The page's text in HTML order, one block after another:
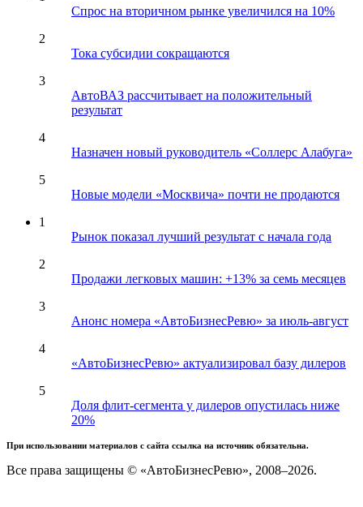
Спрос на вторичном рынке увеличился на 10%
2
Тока субсидии сокращаются
3
АвтоВАЗ рассчитывает на положительный
результат
4
Назначен новый руководитель «Соллерс Алабуга»
5
Новые модели «Москвича» почти не продаются
1
Рынок показал лучший результат с начала года
2
Продажи легковых машин: +13% за семь месяцев
3
Анонс номера «АвтоБизнесРевю» за июль-август
4
«АвтоБизнесРевю» актуализировал базу дилеров
5
Доля флит-сегмента у дилеров опустилась ниже
20%
При использовании материалов с сайта ссылка на источник обязательна.
Все права защищены © «АвтоБизнесРевю», 2008–2026.